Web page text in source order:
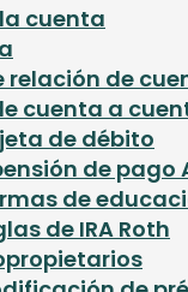
cuenta
relación de
cuenta a
de débito
de pago
de
de IRA Roth